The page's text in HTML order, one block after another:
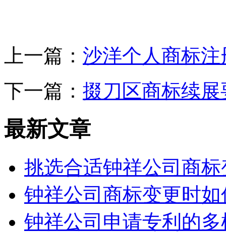
上一篇： 沙洋个人商标
下一篇： 掇刀区商标续
最新文章
挑选合适钟祥公司商
钟祥公司商标变更时
钟祥公司申请专利的